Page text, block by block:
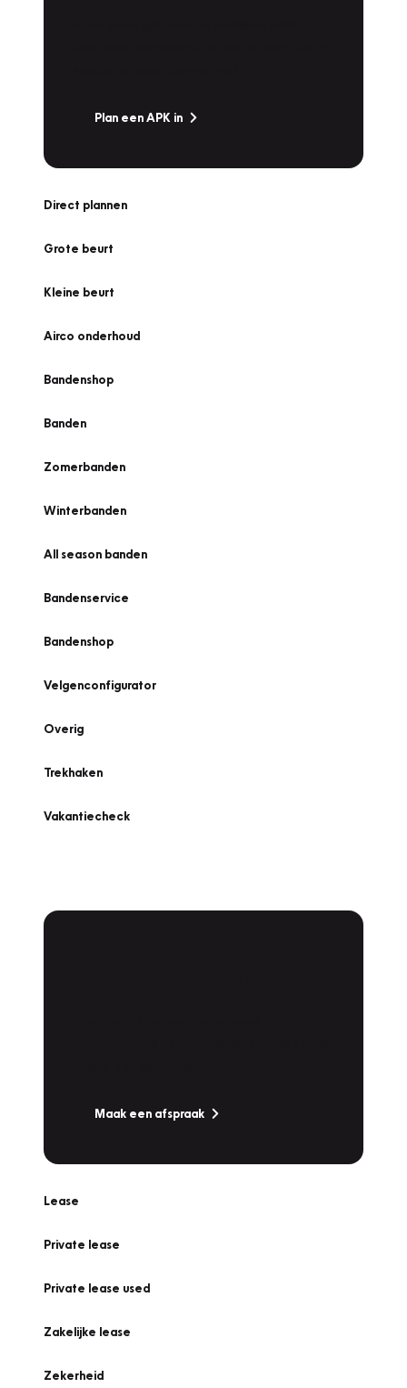
Plan een APK in
Direct plannen
Grote beurt
Kleine beurt
Airco onderhoud
Bandenshop
Banden
Zomerbanden
Winterbanden
All season banden
Bandenservice
Bandenshop
Velgenconfigurator
Overig
Trekhaken
Vakantiecheck
Maak een afspraak
Lease
Private lease
Private lease used
Zakelijke lease
Zekerheid